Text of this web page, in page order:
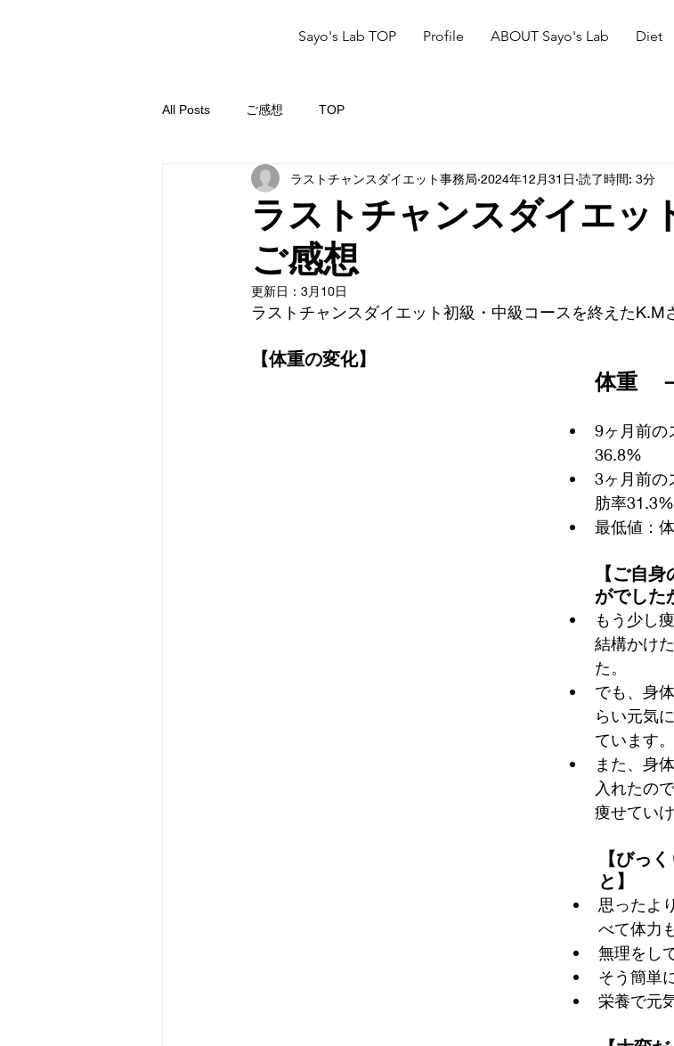
Sayo's Lab TOP Profile ABOUT Sayo's Lab Diet
All Posts ご感想 TOP
ラストチャンスダイエッ
ご感想
ラストチャンスダイエット事務局 2024年12月31日 読了時間: 3分
更新日： 3月10日
ラストチャンスダイエット初級・中級コースを終えたK.M
【体重の変化】
体重　
9ヶ月前の
36.8%
3ヶ月前の
肪率31.3%
最低値：
【ご自身
がでした
もう少し
結構かけ
た。
でも、身
らい元気
ています。
また、身
入れたの
痩せてい
【びっ
と】
思ったよ
べて体力
無理をし
そう簡単
栄養で元